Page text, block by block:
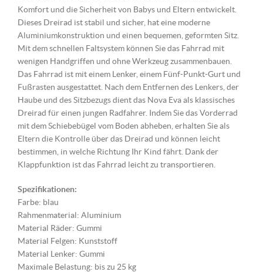
Komfort und die Sicherheit von Babys und Eltern entwickelt.
Dieses Dreirad ist stabil und sicher, hat eine moderne
Aluminiumkonstruktion und einen bequemen, geformten Sitz.
Mit dem schnellen Faltsystem können Sie das Fahrrad mit
wenigen Handgriffen und ohne Werkzeug zusammenbauen.
Das Fahrrad ist mit einem Lenker, einem Fünf-Punkt-Gurt und
Fußrasten ausgestattet. Nach dem Entfernen des Lenkers, der
Haube und des Sitzbezugs dient das Nova Eva als klassisches
Dreirad für einen jungen Radfahrer. Indem Sie das Vorderrad
mit dem Schiebebügel vom Boden abheben, erhalten Sie als
Eltern die Kontrolle über das Dreirad und können leicht
bestimmen, in welche Richtung Ihr Kind fährt. Dank der
Klappfunktion ist das Fahrrad leicht zu transportieren.
Spezifikationen:
Farbe: blau
Rahmenmaterial: Aluminium
Material Räder: Gummi
Material Felgen: Kunststoff
Material Lenker: Gummi
Maximale Belastung: bis zu 25 kg